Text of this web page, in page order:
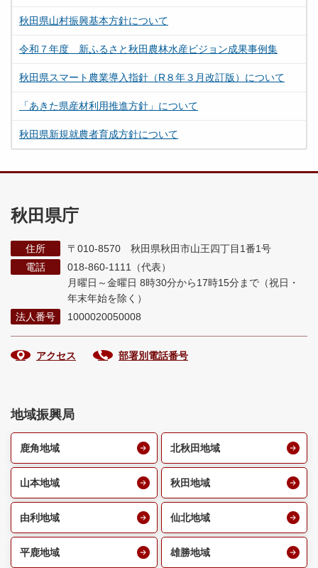
秋田県山村振興基本方針について
令和７年度 新ふるさと秋田農林水産ビジョン成果事例集
秋田県スマート農業導入指針（R８年３月改訂版）について
「あきた県産材利用推進方針」について
秋田県新規就農者育成方針について
秋田県庁
住所
〒010-8570 秋田県秋田市山王四丁目1番1号
電話
018-860-1111（代表）
月曜日～金曜日 8時30分から17時15分まで （祝日・
年末年始を除く）
法人番号
1000020050008
アクセス 部署別電話番号
地域振興局
鹿角地域 北秋田地域
山本地域 秋田地域
由利地域 仙北地域
平鹿地域 雄勝地域